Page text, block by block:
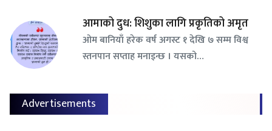
आमाको दुध: शिशुका लागि प्रकृतिको अमृत
ओम बानियाँ हरेक वर्ष अगस्ट १ देखि ७ सम्म विश्व
स्तनपान सप्ताह मनाइन्छ । यसको…
Advertisements